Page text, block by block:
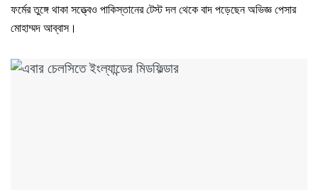
ফর্মের তুঙ্গে থাকা সত্ত্বেও পাকিস্তানের টেস্ট দল থেকে বাদ পড়েছেন অভিজ্ঞ পেসার
মোহাম্মদ আব্বাস।